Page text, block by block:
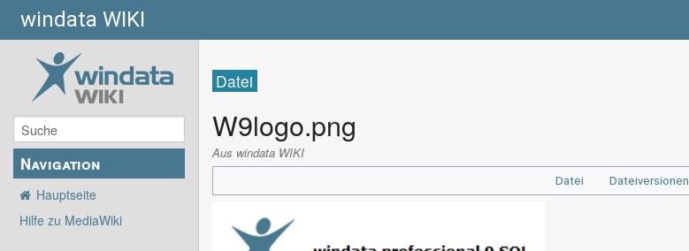
windata WIKI
Navigation
Hauptseite
Hilfe zu MediaWiki
Datei
W9logo.png
Aus windata WIKI
Datei Dateiversionen